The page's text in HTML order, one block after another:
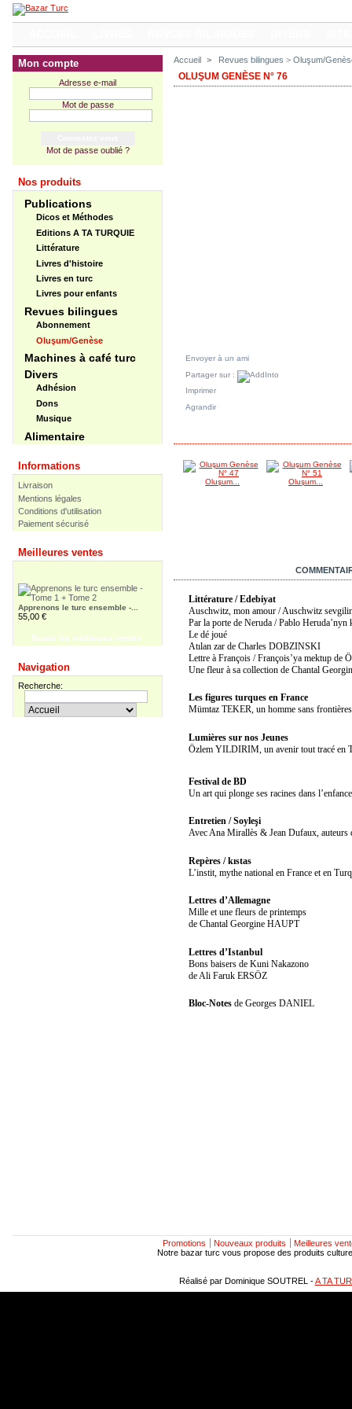
Mon compte
Adresse e-mail
Mot de passe
Mot de passe oublié ?
Nos produits
Publications
Dicos et Méthodes
Editions A TA TURQUIE
Littérature
Livres d'histoire
Livres en turc
Livres pour enfants
Revues bilingues
Abonnement
Oluşum/Genèse
Machines à café turc
Divers
Adhésion
Dons
Musique
Alimentaire
Informations
Livraison
Mentions légales
Conditions d'utilisation
Paiement sécurisé
Meilleures ventes
Apprenons le turc ensemble /...
30,00 €
Apprenons le turc ensemble -...
55,00 €
Pir Sultan Abdal
Toutes les meilleures ventes
Navigation
Recherche:
Accueil > Revues bilingues >Oluşum/
OLUŞUM GENÈSE N° 76
Envoyer à un ami
Partager sur :
Imprimer
Agrandir
Oluşum... Oluşum...
Littérature / Edebiyat
Auschwitz, mon amour / Auschwitz
Par la porte de Neruda / Pablo Heruda’nyn
Le dé joué
Atılan zar de Charles DOBZINSKI
Lettre à François / François’ya mektup de
Une fleur à sa collection de Chantal
Les figures turques en France
Mümtaz TEKER, un homme sans frontières
Lumières sur nos Jeunes
Özlem YILDIRIM, un avenir tout tracé en
Festival de BD
Un art qui plonge ses racines dans
Entretien / Soyleşi
Avec Ana Mirallès & Jean Dufaux,
Repères / kıstas
L’instit, mythe national en France et en
Lettres d’Allemagne
Mille et une fleurs de printemps
de Chantal Georgine HAUPT
Lettres d’Istanbul
Bons baisers de Kuni Nakazono
de Ali Faruk ERSÖZ
Bloc-Notes de Georges DANIEL
Promotions Nouveaux produits
Meilleures
Notre bazar turc vous propose des produits
Réalisé par Dominique SOUTREL -A TA